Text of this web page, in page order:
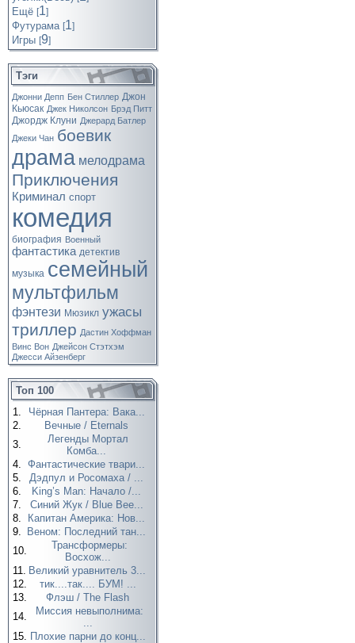
Ещё [1]
Футурама [1]
Игры [9]
Тэги
Джонни Депп Бен Стиллер Джон
Кьюсак Джек Николсон Брэд Питт
Джордж Клуни Джерард Батлер
Джеки Чан боевик
драма мелодрама
Приключения
Криминал спорт
комедия
биография Военный
фантастика детектив
музыка семейный
мультфильм
фэнтези Мюзикл ужасы
триллер Дастин Хоффман
Винс Вон Джейсон Стэтхэм
Джесси Айзенберг
Топ 100
1.
Чёрная Пантера: Вака...
2.
Вечные / Eternals
3.
Легенды Мортал
Комба...
4. Фантастические твари...
5.
Дэдпул и Росомаха / ...
6.
King’s Man: Начало /...
7.
Синий Жук / Blue Bee...
8.
Капитан Америка: Нов...
9.
Веном: Последний тан...
10.
Трансформеры:
Восхож...
11. Великий уравнитель 3...
12.
тик....так.... БУМ! ...
13.
Флэш / The Flash
14.
Миссия невыполнима:
...
15. Плохие парни до конц...